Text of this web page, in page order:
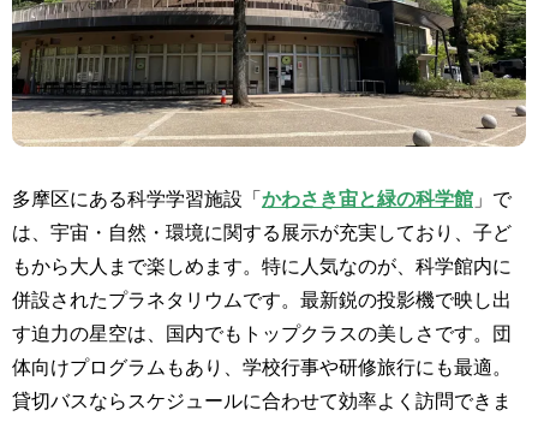
多摩区にある科学学習施設「 かわさき宙と緑の科学館 」で
は、宇宙・自然・環境に関する展示が充実しており、子ど
もから大人まで楽しめます。特に人気なのが、科学館内に
併設されたプラネタリウムです。最新鋭の投影機で映し出
す迫力の星空は、国内でもトップクラスの美しさです。団
体向けプログラムもあり、学校行事や研修旅行にも最適。
貸切バスならスケジュールに合わせて効率よく訪問できま